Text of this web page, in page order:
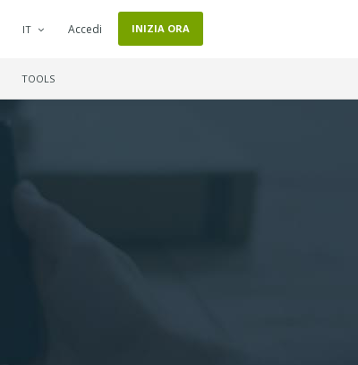
IT Accedi INIZIA ORA
TOOLS